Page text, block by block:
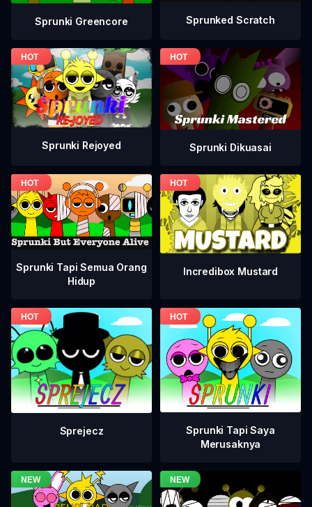
Sprunki Greencore Sprunked Scratch
Sprunki Rejoyed Sprunki Dikuasai
Sprunki Tapi Semua Orang
Hidup
Incredibox Mustard
Sprejecz
Sprunki Tapi Saya
Merusaknya